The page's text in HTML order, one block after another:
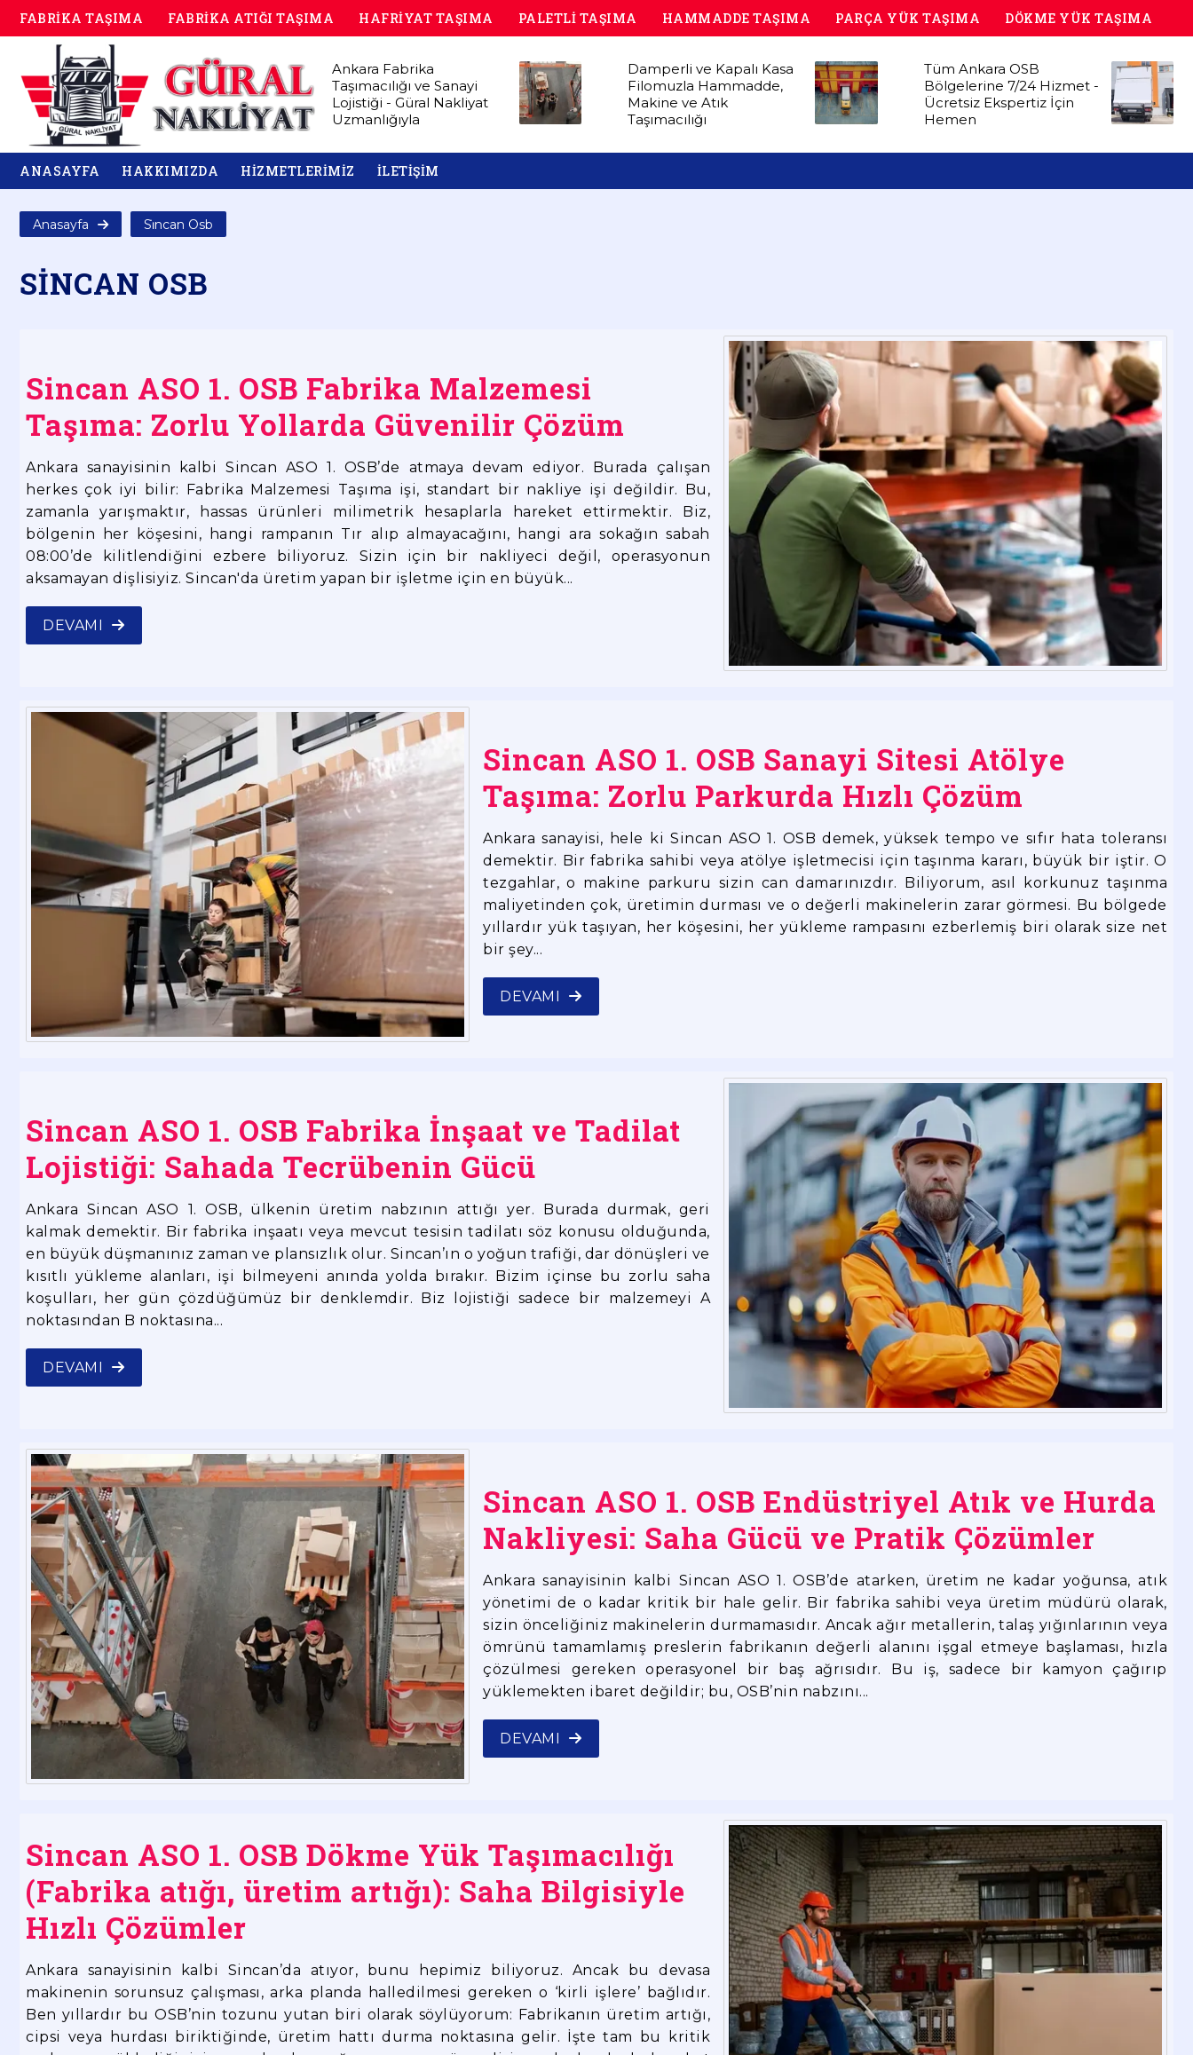
FABRİKA TAŞIMA FABRİKA ATIĞI TAŞIMA HAFRİYAT TAŞIMA PALETLİ TAŞIMA HAMMADDE TAŞIMA PARÇA YÜK TAŞIMA DÖKME YÜK TAŞIMA
Ankara Fabrika
Taşımacılığı ve Sanayi
Lojistiği - Güral Nakliyat
Uzmanlığıyla
Damperli ve Kapalı Kasa
Filomuzla Hammadde,
Makine ve Atık
Taşımacılığı
Tüm Ankara OSB
Bölgelerine 7/24 Hizmet -
Ücretsiz Ekspertiz İçin
Hemen
ANASAYFA HAKKIMIZDA HİZMETLERİMİZ İLETİŞİM
Anasayfa Si̇ncan Osb
SİNCAN OSB
Sincan ASO 1. OSB Fabrika Malzemesi
Taşıma: Zorlu Yollarda Güvenilir Çözüm
Ankara sanayisinin kalbi Sincan ASO 1. OSB’de atmaya devam ediyor. Burada çalışan
herkes çok iyi bilir: Fabrika Malzemesi Taşıma işi, standart bir nakliye işi değildir. Bu,
zamanla yarışmaktır, hassas ürünleri milimetrik hesaplarla hareket ettirmektir. Biz,
bölgenin her köşesini, hangi rampanın Tır alıp almayacağını, hangi ara sokağın sabah
08:00’de kilitlendiğini ezbere biliyoruz. Sizin için bir nakliyeci değil, operasyonun
aksamayan dişlisiyiz. Sincan'da üretim yapan bir işletme için en büyük...
DEVAMI
Sincan ASO 1. OSB Sanayi Sitesi Atölye
Taşıma: Zorlu Parkurda Hızlı Çözüm
Ankara sanayisi, hele ki Sincan ASO 1. OSB demek, yüksek tempo ve sıfır hata toleransı
demektir. Bir fabrika sahibi veya atölye işletmecisi için taşınma kararı, büyük bir iştir. O
tezgahlar, o makine parkuru sizin can damarınızdır. Biliyorum, asıl korkunuz taşınma
maliyetinden çok, üretimin durması ve o değerli makinelerin zarar görmesi. Bu bölgede
yıllardır yük taşıyan, her köşesini, her yükleme rampasını ezberlemiş biri olarak size net
bir şey...
DEVAMI
Sincan ASO 1. OSB Fabrika İnşaat ve Tadilat
Lojistiği: Sahada Tecrübenin Gücü
Ankara Sincan ASO 1. OSB, ülkenin üretim nabzının attığı yer. Burada durmak, geri
kalmak demektir. Bir fabrika inşaatı veya mevcut tesisin tadilatı söz konusu olduğunda,
en büyük düşmanınız zaman ve plansızlık olur. Sincan’ın o yoğun trafiği, dar dönüşleri ve
kısıtlı yükleme alanları, işi bilmeyeni anında yolda bırakır. Bizim içinse bu zorlu saha
koşulları, her gün çözdüğümüz bir denklemdir. Biz lojistiği sadece bir malzemeyi A
noktasından B noktasına...
DEVAMI
Sincan ASO 1. OSB Endüstriyel Atık ve Hurda
Nakliyesi: Saha Gücü ve Pratik Çözümler
Ankara sanayisinin kalbi Sincan ASO 1. OSB’de atarken, üretim ne kadar yoğunsa, atık
yönetimi de o kadar kritik bir hale gelir. Bir fabrika sahibi veya üretim müdürü olarak,
sizin önceliğiniz makinelerin durmamasıdır. Ancak ağır metallerin, talaş yığınlarının veya
ömrünü tamamlamış preslerin fabrikanın değerli alanını işgal etmeye başlaması, hızla
çözülmesi gereken operasyonel bir baş ağrısıdır. Bu iş, sadece bir kamyon çağırıp
yüklemekten ibaret değildir; bu, OSB’nin nabzını...
DEVAMI
Sincan ASO 1. OSB Dökme Yük Taşımacılığı
(Fabrika atığı, üretim artığı): Saha Bilgisiyle
Hızlı Çözümler
Ankara sanayisinin kalbi Sincan’da atıyor, bunu hepimiz biliyoruz. Ancak bu devasa
makinenin sorunsuz çalışması, arka planda halledilmesi gereken o ‘kirli işlere’ bağlıdır.
Ben yıllardır bu OSB’nin tozunu yutan biri olarak söylüyorum: Fabrikanın üretim artığı,
cipsi veya hurdası biriktiğinde, üretim hattı durma noktasına gelir. İşte tam bu kritik